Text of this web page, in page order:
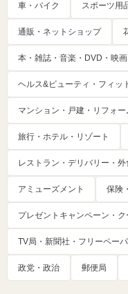
車・バイク スポーツ用
通販・ネットショップ
本・雑誌・音楽・DVD・映
ヘルス&ビューティ・フィッ
マンション・戸建・リフォ
旅行・ホテル・リゾート
レストラン・デリバリー・外
アミューズメント 保険
プレゼントキャンペーン・ク
TV局・新聞社・フリーペー
政党・政治 郵便局